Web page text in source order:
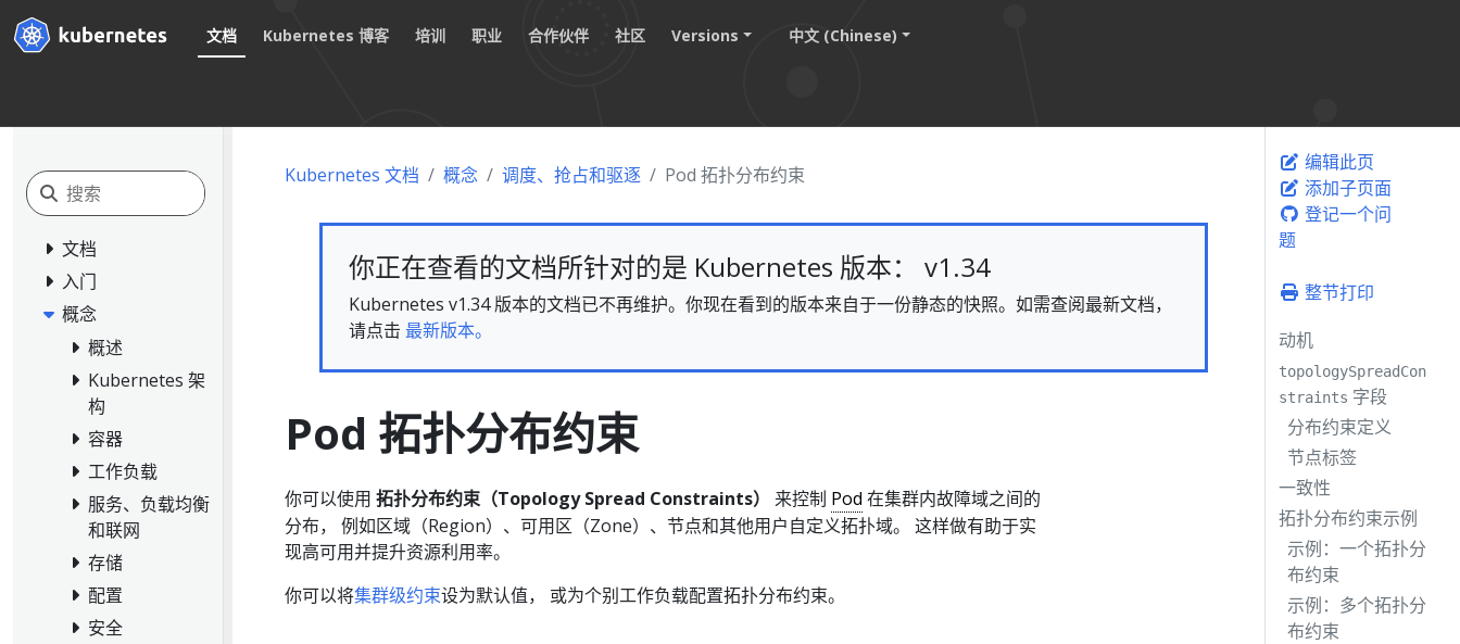
文档 Kubernetes 博客 培训 职业 合作伙伴 社区 Versions 中文 (Chinese)
文档
入门
概念
概述
Kubernetes 架
构
容器
工作负载
服务、负载均衡
和联网
存储
配置
安全
Kubernetes 文档 概念 调度、抢占和驱逐 Pod 拓扑分布约束
你正在查看的文档所针对的是 Kubernetes 版本： v1.34
Kubernetes v1.34 版本的文档已不再维护。你现在看到的版本来自于一份静态的快照。如需查阅最新文档，
请点击 最新版本。
Pod 拓扑分布约束
你可以使用 拓扑分布约束（Topology Spread Constraints） 来控制 Pod 在集群内故障域之间的
分布， 例如区域（Region）、可用区（Zone）、节点和其他用户自定义拓扑域。 这样做有助于实
现高可用并提升资源利用率。
你可以将集群级约束设为默认值， 或为个别工作负载配置拓扑分布约束。
编辑此页
添加子页面
登记一个问
题
整节打印
动机
topologySpreadCon
straints 字段
分布约束定义
节点标签
一致性
拓扑分布约束示例
示例：一个拓扑分
布约束
示例：多个拓扑分
布约束